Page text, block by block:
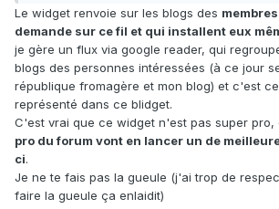
Le widget renvoie sur les blogs des
demande sur ce fil et qui installent eux
je gère un flux via google reader, qui
blogs des personnes intéressées (à ce jour
république fromagère et mon blog) et c'est
représenté dans ce blidget.
C'est vrai que ce widget n'est pas super pro,
pro du forum vont en lancer un de
ci.
Je ne te fais pas la gueule (j'ai trop de
faire la gueule ça enlaidit)